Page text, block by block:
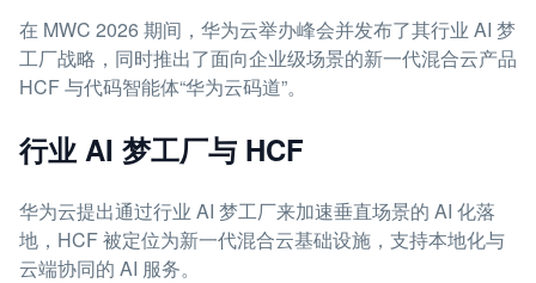
在 MWC 2026 期间，华为云举办峰会并发布了其行业 AI 梦
工厂战略，同时推出了面向企业级场景的新一代混合云产品
HCF 与代码智能体“华为云码道”。
行业 AI 梦工厂与 HCF
华为云提出通过行业 AI 梦工厂来加速垂直场景的 AI 化落
地，HCF 被定位为新一代混合云基础设施，支持本地化与
云端协同的 AI 服务。